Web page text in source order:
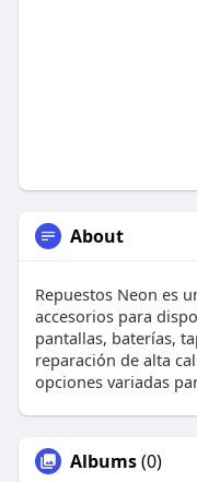
About
Repuestos Neon es
accesorios para
pantallas, baterías,
reparación de alta
opciones variadas
Albums(0)